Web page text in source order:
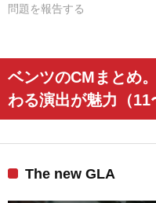
問題を報告する
ベンツのCMまとめ
わる演出が魅力（11
The new GLA